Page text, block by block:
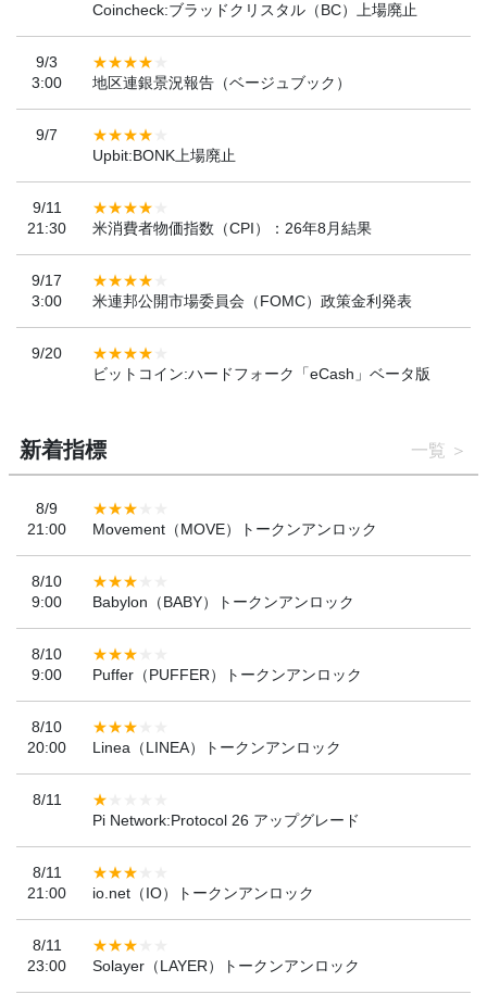
Coincheck:ブラッドクリスタル（BC）上場廃止
9/3
3:00
地区連銀景況報告（ベージュブック）
9/7
Upbit:BONK上場廃止
9/11
21:30
米消費者物価指数（CPI）：26年8月結果
9/17
3:00
米連邦公開市場委員会（FOMC）政策金利発表
9/20
ビットコイン:ハードフォーク「eCash」ベータ版
新着指標 一覧
8/9
21:00
Movement（MOVE）トークンアンロック
8/10
9:00
Babylon（BABY）トークンアンロック
8/10
9:00
Puffer（PUFFER）トークンアンロック
8/10
20:00
Linea（LINEA）トークンアンロック
8/11
Pi Network:Protocol 26 アップグレード
8/11
21:00
io.net（IO）トークンアンロック
8/11
23:00
Solayer（LAYER）トークンアンロック